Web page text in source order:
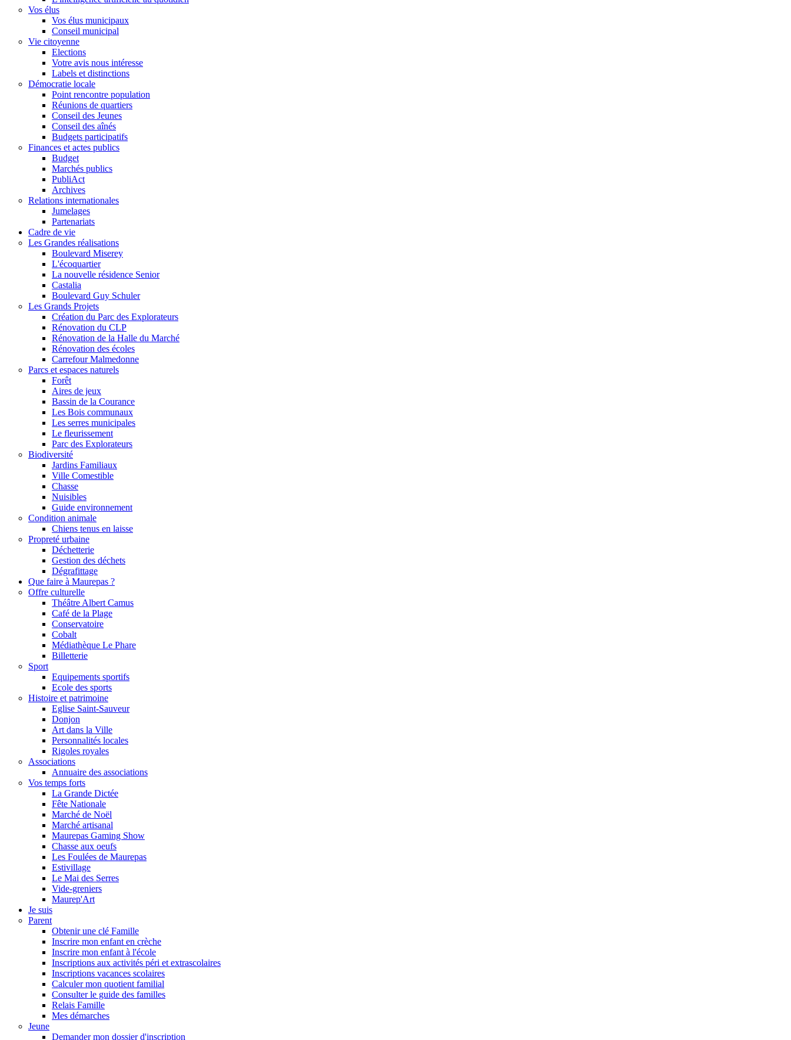
Vos élus
Vos élus municipaux
Conseil municipal
Vie citoyenne
Elections
Votre avis nous intéresse
Labels et distinctions
Démocratie locale
Point rencontre population
Réunions de quartiers
Conseil des Jeunes
Conseil des aînés
Budgets participatifs
Finances et actes publics
Budget
Marchés publics
PubliAct
Archives
Relations internationales
Jumelages
Partenariats
Cadre de vie
Les Grandes réalisations
Boulevard Miserey
L'écoquartier
La nouvelle résidence Senior
Castalia
Boulevard Guy Schuler
Les Grands Projets
Création du Parc des Explorateurs
Rénovation du CLP
Rénovation de la Halle du Marché
Rénovation des écoles
Carrefour Malmedonne
Parcs et espaces naturels
Forêt
Aires de jeux
Bassin de la Courance
Les Bois communaux
Les serres municipales
Le fleurissement
Parc des Explorateurs
Biodiversité
Jardins Familiaux
Ville Comestible
Chasse
Nuisibles
Guide environnement
Condition animale
Chiens tenus en laisse
Propreté urbaine
Déchetterie
Gestion des déchets
Dégrafittage
Que faire à Maurepas ?
Offre culturelle
Théâtre Albert Camus
Café de la Plage
Conservatoire
Cobalt
Médiathèque Le Phare
Billetterie
Sport
Equipements sportifs
Ecole des sports
Histoire et patrimoine
Eglise Saint-Sauveur
Donjon
Art dans la Ville
Personnalités locales
Rigoles royales
Associations
Annuaire des associations
Vos temps forts
La Grande Dictée
Fête Nationale
Marché de Noël
Marché artisanal
Maurepas Gaming Show
Chasse aux oeufs
Les Foulées de Maurepas
Estivillage
Le Mai des Serres
Vide-greniers
Maurep'Art
Je suis
Parent
Obtenir une clé Famille
Inscrire mon enfant en crèche
Inscrire mon enfant à l'école
Inscriptions aux activités péri et extrascolaires
Inscriptions vacances scolaires
Calculer mon quotient familial
Consulter le guide des familles
Relais Famille
Mes démarches
Jeune
Demander mon dossier d'inscription